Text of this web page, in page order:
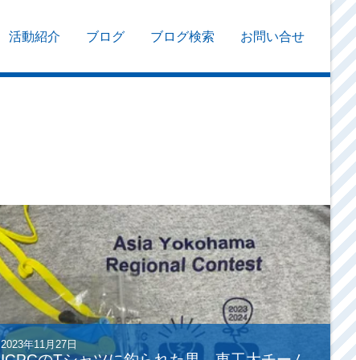
活動紹介 ブログ ブログ検索 お問い合せ
2023年11月27日